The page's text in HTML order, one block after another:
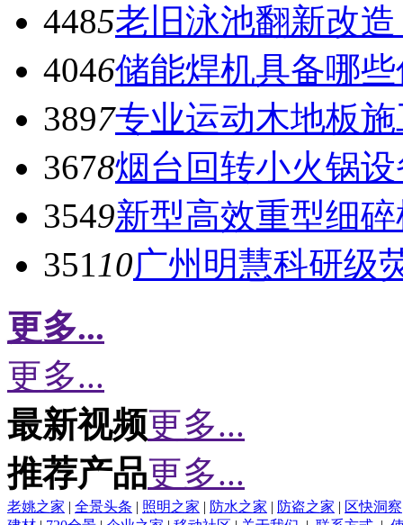
4485老旧泳池翻新改
4046储能焊机具备哪
3897专业运动木地板
3678烟台回转小火锅
3549新型高效重型细
35110广州明慧科研级
更多...
更多...
最新视频更多...
推荐产品更多...
老姚之家 | 全景头条 | 照明之家 | 防水之家 | 防盗之家 | 区快洞察